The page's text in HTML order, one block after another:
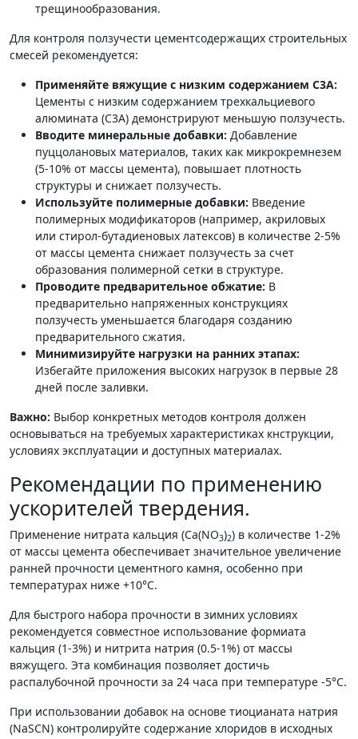
трещинообразования.
Для контроля ползучести цементсодержащих строительных
смесей рекомендуется:
Применяйте вяжущие с низким содержанием C3A:
Цементы с низким содержанием трехкальциевого
алюмината (C3A) демонстрируют меньшую ползучесть.
Вводите минеральные добавки: Добавление
пуццолановых материалов, таких как микрокремнезем
(5-10% от массы цемента), повышает плотность
структуры и снижает ползучесть.
Используйте полимерные добавки: Введение
полимерных модификаторов (например, акриловых
или стирол-бутадиеновых латексов) в количестве 2-5%
от массы цемента снижает ползучесть за счет
образования полимерной сетки в структуре.
Проводите предварительное обжатие: В
предварительно напряженных конструкциях
ползучесть уменьшается благодаря созданию
предварительного сжатия.
Минимизируйте нагрузки на ранних этапах:
Избегайте приложения высоких нагрузок в первые 28
дней после заливки.
Важно: Выбор конкретных методов контроля должен
основываться на требуемых характеристиках кнструкции,
условиях эксплуатации и доступных материалах.
Рекомендации по применению
ускорителей твердения.
Применение нитрата кальция (Ca(NO3)2) в количестве 1-2%
от массы цемента обеспечивает значительное увеличение
ранней прочности цементного камня, особенно при
температурах ниже +10°C.
Для быстрого набора прочности в зимних условиях
рекомендуется совместное использование формиата
кальция (1-3%) и нитрита натрия (0.5-1%) от массы
вяжущего. Эта комбинация позволяет достичь
распалубочной прочности за 24 часа при температуре -5°C.
При использовании добавок на основе тиоцианата натрия
(NaSCN) контролируйте содержание хлоридов в исходных